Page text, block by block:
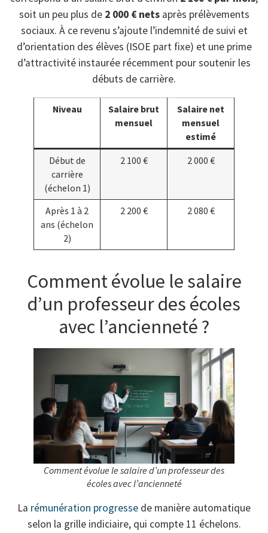
soit un peu plus de 2 000 € netsaprès prélèvements
sociaux. À ce revenu s’ajoute l’indemnité de suivi et
d’orientation des élèves (ISOE part fixe) et une prime
d’attractivité instaurée récemment pour soutenir les
débuts de carrière.
Niveau
Salaire brut
mensuel
Salaire net
mensuel
estimé
Début de
carrière
(échelon 1)
2 100 € 2 000 €
Après 1 à 2
ans (échelon
2)
2 200 € 2 080 €
Comment évolue le salaire
d’un professeur des écoles
avec l’ancienneté ?
Comment évolue le salaire d’un professeur des
écoles avec l’ancienneté
La rémunération progresse de manière automatique
selon la grille indiciaire, qui compte 11 échelons.